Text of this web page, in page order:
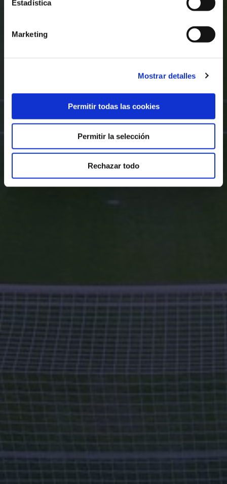
Estadística
Marketing
Mostrar detalles
Permitir todas las cookies
Permitir la selección
Rechazar todo